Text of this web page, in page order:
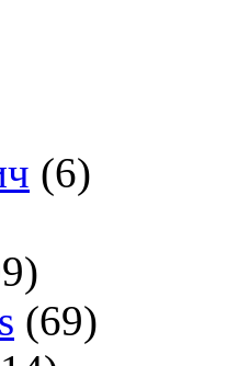
(6)
(69)